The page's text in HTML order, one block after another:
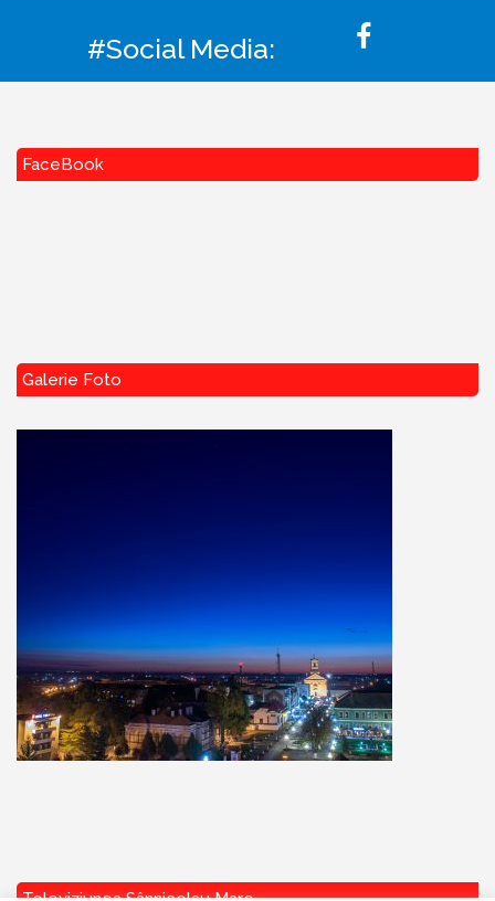
#Social Media:
FaceBook
Galerie Foto